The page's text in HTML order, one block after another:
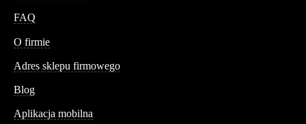
FAQ
O firmie
Adres sklepu firmowego
Blog
Aplikacja mobilna